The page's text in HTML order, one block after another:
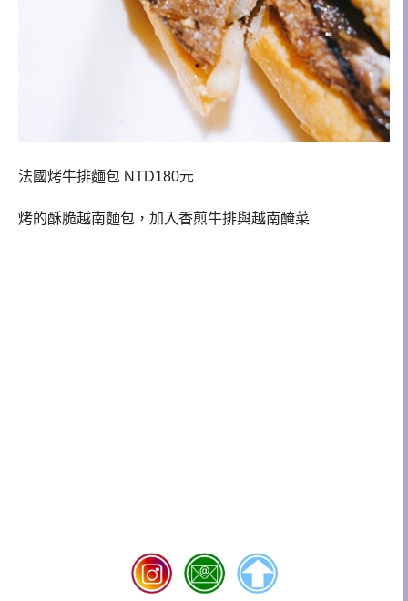
法國烤牛排麵包 NTD180元
烤的酥脆越南麵包，加入香煎牛排與越南醃菜